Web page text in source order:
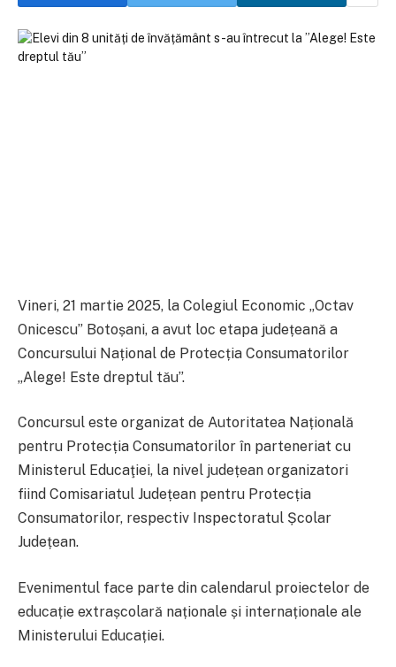
Vineri, 21 martie 2025, la Colegiul Economic „Octav
Onicescu” Botoșani, a avut loc etapa județeană a
Concursului Național de Protecția Consumatorilor
„Alege! Este dreptul tău”.
Concursul este organizat de Autoritatea Națională
pentru Protecția Consumatorilor în parteneriat cu
Ministerul Educaţiei, la nivel județean organizatori
fiind Comisariatul Județean pentru Protecția
Consumatorilor, respectiv Inspectoratul Școlar
Județean.
Evenimentul face parte din calendarul proiectelor de
educație extrașcolară naționale și internaționale ale
Ministerului Educației.